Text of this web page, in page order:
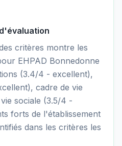
critères montre les
EHPAD Bonnedonne
(3.4/4 - excellent),
cadre de vie
sociale (3.5/4 -
forts de l'établissement
dans les critères les